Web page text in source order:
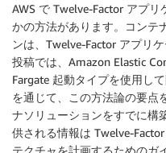
AWS で Twelve-Factor アプ
かの方法があります。コンテ
ンは、Twelve-Factor アプリ
投稿では、Amazon Elastic
Fargate 起動タイプを使用し
を通じて、この方法論の要点
ナソリューションをすでに構
供される情報は Twelve-
テクチャを計画するためのガ